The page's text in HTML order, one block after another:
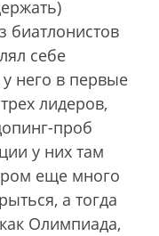
себе
него в первые
лидеров,
проб
у них там
еще много
а тогда
Олимпиада,